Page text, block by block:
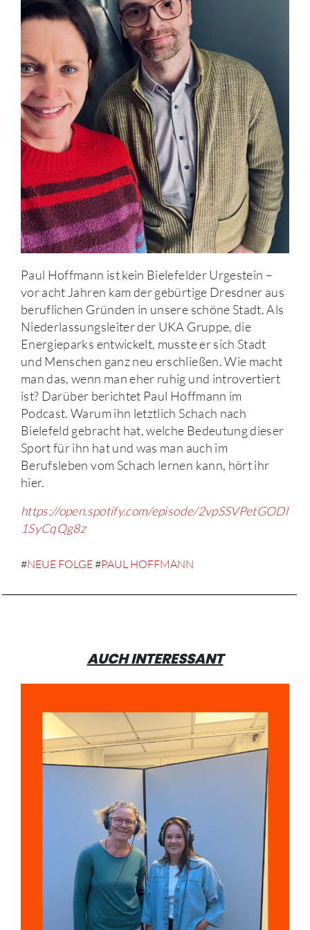
Paul Hoffmann ist kein Bielefelder Urgestein –
vor acht Jahren kam der gebürtige Dresdner aus
beruflichen Gründen in unsere schöne Stadt. Als
Niederlassungsleiter der UKA Gruppe, die
Energieparks entwickelt, musste er sich Stadt
und Menschen ganz neu erschließen. Wie macht
man das, wenn man eher ruhig und introvertiert
ist? Darüber berichtet Paul Hoffmann im
Podcast. Warum ihn letztlich Schach nach
Bielefeld gebracht hat, welche Bedeutung dieser
Sport für ihn hat und was man auch im
Berufsleben vom Schach lernen kann, hört ihr
hier.
https://open.spotify.com/episode/2vpSSVPetGODl
1SyCqQg8z
#NEUE FOLGE#PAUL HOFFMANN
AUCH INTERESSANT